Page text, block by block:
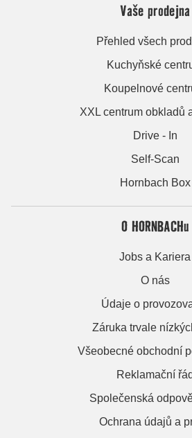
Vaše prodejna
Přehled všech
Kuchyňské
Koupelnové
XXL centrum obkladů
Drive - In
Self-Scan
Hornbach Box
O HORNBACHu
Jobs a Kariera
O nás
Údaje o
Záruka trvale
Všeobecné obchodní
Reklamační řád
Společenská
Ochrana údajů a